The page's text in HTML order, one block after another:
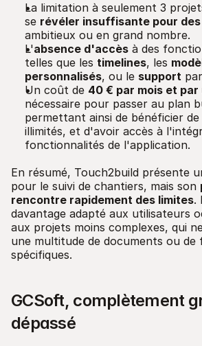
La limitation à seulement 3
se révéler insuffisante pour
ambitieux ou en grand nombre.
L'absence d'accès à des
telles que les timelines, les
personnalisés, ou le support
Un coût de 40 € par mois et
nécessaire pour passer au plan
permettant ainsi de bénéficier
illimités, et d'avoir accès à
fonctionnalités de l'application.
En résumé, Touch2build présente
pour le suivi de chantiers, mais son
rencontre rapidement des limites.
davantage adapté aux utilisateurs
aux projets moins complexes, qui
une multitude de documents ou de
spécifiques.
GCSoft, complètement
dépassé